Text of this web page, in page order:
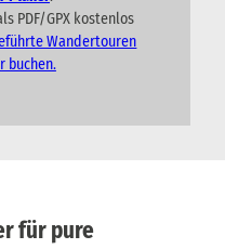
PDF/GPX kostenlos
Wandertouren
buchen.
für pure